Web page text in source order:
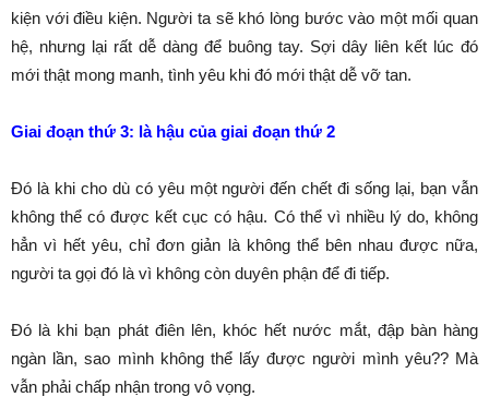
kiện với điều kiện. Người ta sẽ khó lòng bước vào một mối quan
hệ, nhưng lại rất dễ dàng để buông tay. Sợi dây liên kết lúc đó
mới thật mong manh, tình yêu khi đó mới thật dễ vỡ tan.
Giai đoạn thứ 3: là hậu của giai đoạn thứ 2
Đó là khi cho dù có yêu một người đến chết đi sống lại, bạn vẫn
không thể có được kết cục có hậu. Có thể vì nhiều lý do, không
hẳn vì hết yêu, chỉ đơn giản là không thể bên nhau được nữa,
người ta gọi đó là vì không còn duyên phận để đi tiếp.
Đó là khi bạn phát điên lên, khóc hết nước mắt, đập bàn hàng
ngàn lần, sao mình không thể lấy được người mình yêu?? Mà
vẫn phải chấp nhận trong vô vọng.